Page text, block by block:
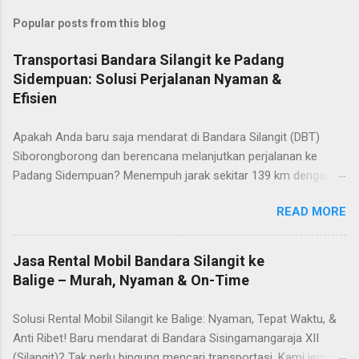
Popular posts from this blog
Transportasi Bandara Silangit ke Padang
Sidempuan: Solusi Perjalanan Nyaman &
Efisien
Apakah Anda baru saja mendarat di Bandara Silangit (DBT)
Siborongborong dan berencana melanjutkan perjalanan ke
Padang Sidempuan? Menempuh jarak sekitar 139 km dengan
tepat adalah kunci agar perjalanan Anda tetap segar dan tidak
melelahkan. Sebagai penyedia layanan Rental Mobil Silangit
Terpercaya, kami menawarkan solusi transportasi pribadi yang
jauh lebih fleksibel dibandingkan angkutan umum atau travel
reguler. Kenapa memilih rental mobil dari Bandara Silangit ke
pesawat. tidak perlu menunggu berjam-jam di bandara. Sopir
kami akan menunggu di area kedatangan tepat saat pesawat
READ MORE
Jasa Rental Mobil Bandara Silangit ke
Balige – Murah, Nyaman & On-Time
Solusi Rental Mobil Silangit ke Balige: Nyaman, Tepat Waktu, &
Anti Ribet! Baru mendarat di Bandara Sisingamangaraja XII